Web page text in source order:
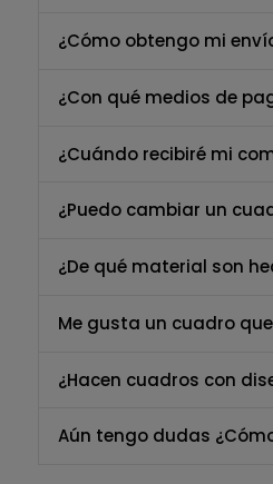
¿Cómo obtengo mi
¿Con qué medios de
¿Cuándo recibiré mi
¿Puedo cambiar un
¿De qué material son
Me gusta un cuadro
¿Hacen cuadros con
Aún tengo dudas